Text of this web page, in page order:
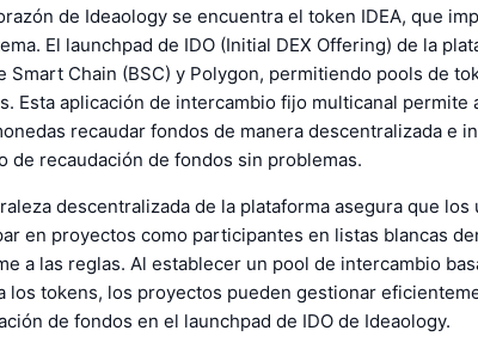
de Ideaology se encuentra el token IDEA, que
El launchpad de IDO (Initial DEX Offering) de la
Smart Chain (BSC) y Polygon, permitiendo pools de
Esta aplicación de intercambio fijo multicanal permite
recaudar fondos de manera descentralizada e
de recaudación de fondos sin problemas.
descentralizada de la plataforma asegura que
en proyectos como participantes en listas blancas
a las reglas. Al establecer un pool de intercambio
los tokens, los proyectos pueden gestionar
de fondos en el launchpad de IDO de Ideaology.